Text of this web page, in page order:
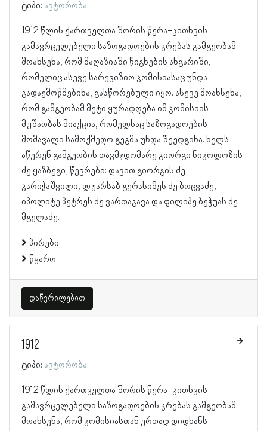
ტიპი: ავტორობა
1912 წლის ქართველთა შორის წერა-კითხვის
გამავრცელებელი საზოგადოების კრებას გამგეობამ
მოახსენა, რომ მაღაზიაში წიგნების ანგარიში,
რომელიც ასევე სარევიზიო კომისიასაც უნდა
გადაემოწმებინა, გასწორებული იყო. ასევე მოახსენა,
რომ გამგეობამ მეტი ყურადღება იმ კომისიის
მუშაობას მიაქცია, რომელსაც საზოგადოების
მომავალი სამოქმედო გეგმა უნდა შეედგინა. ხელს
აწერენ გამგეობის თავმჯდომარე გიორგი ნიკოლოზის
ძე ყაზბეგი, წევრები: დავით გიორგის ძე
კარიჭაშვილი, ლუარსაბ გერასიმეს ძე ბოცვაძე,
იპოლიტე პეტრეს ძე ვართაგავა და ფილიპე ბეჭუას ძე
მგელაძე.
პირები
წყარო
დაწვრილებით
1912
ტიპი: ავტორობა
1912 წლის ქართველთა შორის წერა-კითხვის
გამავრცელებელი საზოგადოების კრებას გამგეობამ
მოახსენა, რომ კომისიასთან ერთად დიდხანს